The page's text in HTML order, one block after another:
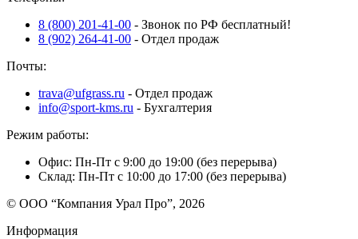
8 (800) 201-41-00 - Звонок по РФ бесплатный!
8 (902) 264-41-00 - Отдел продаж
Почты:
trava@ufgrass.ru - Отдел продаж
info@sport-kms.ru - Бухгалтерия
Режим работы:
Офис: Пн-Пт с 9:00 до 19:00 (без перерыва)
Склад: Пн-Пт с 10:00 до 17:00 (без перерыва)
© ООО “Компания Урал Про”, 2026
Информация